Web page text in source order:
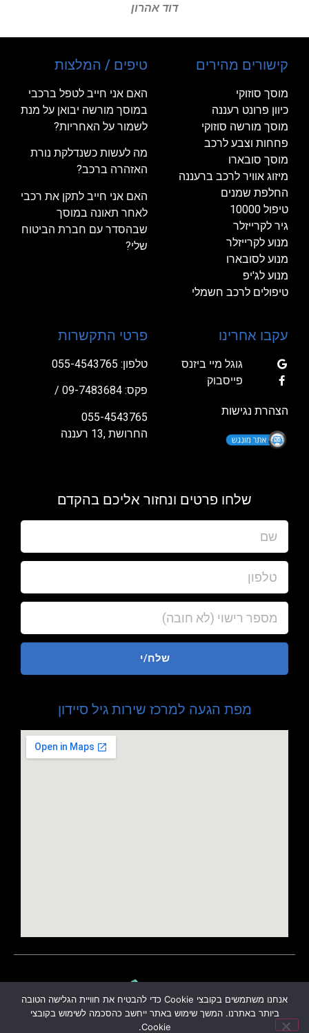
דוד אהרון
קישורים מהירים
מוסך סוזוקי
כיוון פרונט רעננה
מוסך מורשה סוזוקי
פחחות וצבע לרכב
מוסך סובארו
מיזוג אוויר לרכב ברעננה
החלפת שמנים
טיפול 10000
גיר לקרייזלר
מנוע לקרייזלר
מנוע לסובארו
מנוע לג'יפ
טיפולים לרכב חשמלי
טיפים / המלצות
האם אני חייב לטפל ברכבי
במוסך מורשה יבואן על מנת
לשמור על האחריות?
מה לעשות כשנדלקת נורת
האזהרה ברכב?
האם אני חייב לתקן את רכבי
לאחר תאונה במוסך
שבהסדר עם חברת הביטוח
שלי?
עקבו אחרינו
גוגל מיי ביזנס
פייסבוק
הצהרת נגישות
פרטי התקשרות
טלפון: 055-4543765
פקס: 09-7483684 /
055-4543765
החרושת ,13 רעננה
שלחו פרטים ונחזור אליכם בהקדם
שלח/י
מפת הגעה למרכז שירות גיל סיידון
אנחנו משתמשים בקובצי Cookie כדי להבטיח את חוויית הגלישה הטובה
ביותר באתרנו. המשך שימוש באתר ייחשב כהסכמה לשימוש בקובצי
Cookie.